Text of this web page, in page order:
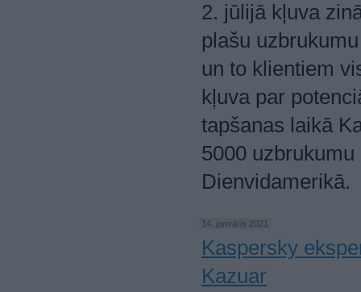
2. jūlijā kļuva
plašu
un to klientiem
kļuva par
tapšanas laikā
5000
Dienvidamerikā.
14. janvāris 2021
Kaspersky
Kazuar